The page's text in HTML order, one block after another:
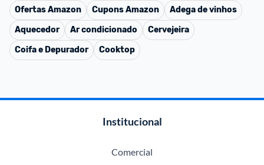
OfertasAmazon CuponsAmazon
Adega de vinhos
Aquecedor
Ar condicionado
Cervejeira
Coifa e Depurador
Cooktop
Institucional
Comercial